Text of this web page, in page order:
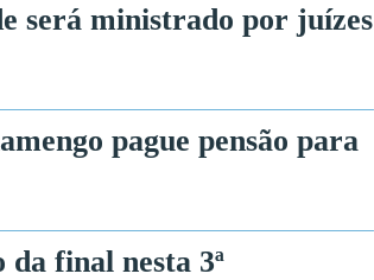
será ministrado por juízes
pague pensão para
final nesta 3ª